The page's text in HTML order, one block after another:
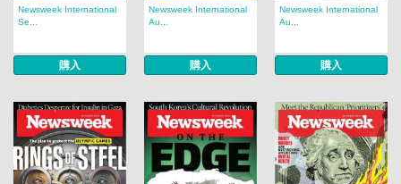
Newsweek International
Se...
購入
Newsweek International
Au...
購入
Newsweek International
Au...
購入